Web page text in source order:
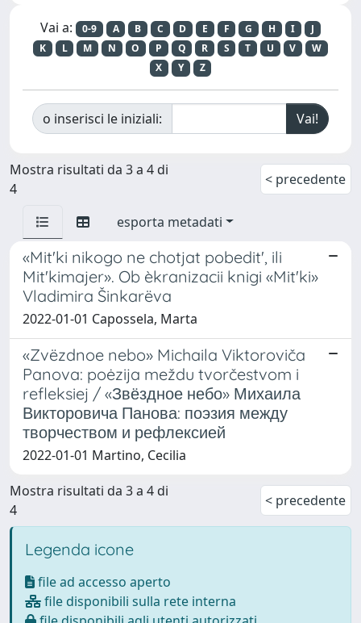
Vai a: 0-9 A B C D E F G H I
J
K
L M N O P Q R S T U V
W
X
Y Z
o inserisci le iniziali:
Mostra risultati da 3 a 4 di
4
< precedente
esporta metadati
«Mit'ki nikogo ne chotjat pobedit', ili
Mit'kimajer». Ob èkranizacii knigi «Mit'ki»
Vladimira Šinkarëva
2022-01-01 Capossela, Marta
«Zvëzdnoe nebo» Michaila Viktoroviča
Panova: poėzija meždu tvorčestvom i
refleksiej / «Звёздное небо» Михаила
Викторовича Панова: поэзия между
творчеством и рефлексией
2022-01-01 Martino, Cecilia
Mostra risultati da 3 a 4 di
4
< precedente
Legenda icone
file ad accesso aperto
file disponibili sulla rete interna